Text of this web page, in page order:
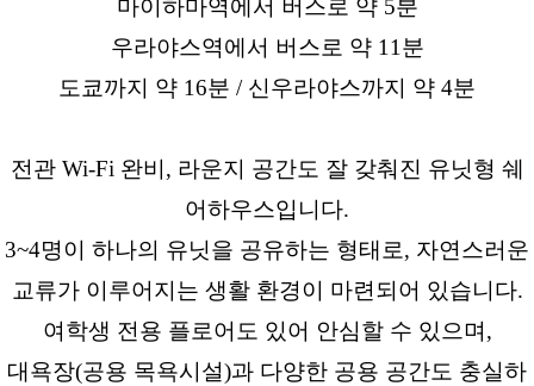
마이하마역에서 버스로 약 5분
우라야스역에서 버스로 약 11분
도쿄까지 약 16분 / 신우라야스까지 약 4분
전관 Wi-Fi 완비, 라운지 공간도 잘 갖춰진 유닛형 쉐
어하우스입니다.
3~4명이 하나의 유닛을 공유하는 형태로, 자연스러운
교류가 이루어지는 생활 환경이 마련되어 있습니다.
여학생 전용 플로어도 있어 안심할 수 있으며,
대욕장(공용 목욕시설)과 다양한 공용 공간도 충실하